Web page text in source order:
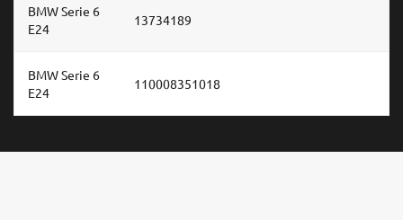
BMW Serie 6
E24
13734189
BMW Serie 6
E24
110008351018